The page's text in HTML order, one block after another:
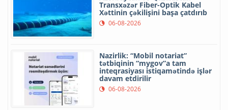
Transxəzər Fiber-Optik Kabel
Xəttinin çəkilişini başa çatdırıb
06-08-2026
Nazirlik: “Mobil notariat”
tətbiqinin “mygov”a tam
inteqrasiyası istiqamətində işlər
davam etdirilir
06-08-2026